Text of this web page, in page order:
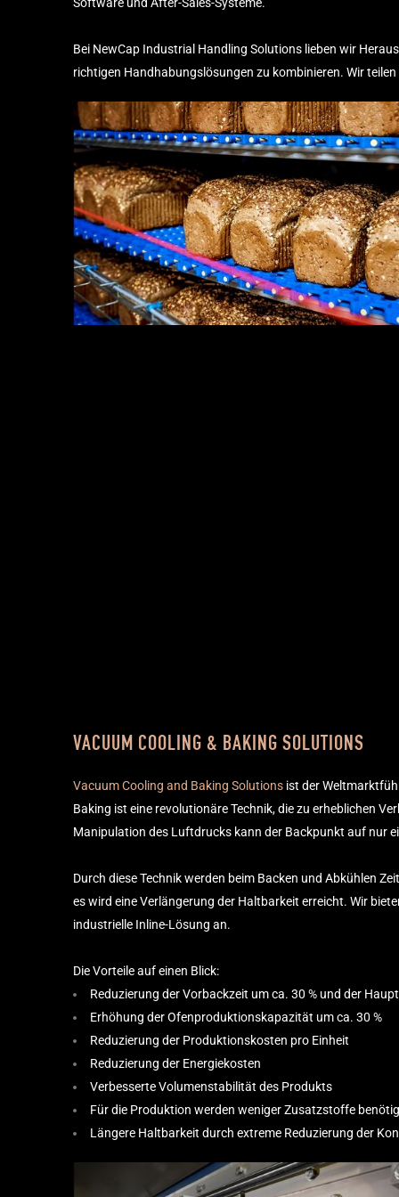
Software und After-Sales-Systeme.
Bei NewCap Industrial Handling Solutions lieben wir
richtigen Handhabungslösungen zu kombinieren. Wir
VACUUM​ COOLING & BAKING SOLUTIONS
Vacuum Cooling and Baking Solutions ist der
Baking ist eine revolutionäre Technik, die zu erheblichen
Manipulation des Luftdrucks kann der Backpunkt auf nur
Durch diese Technik werden beim Backen und Abkühlen
es wird eine Verlängerung der Haltbarkeit erreicht. Wir
industrielle Inline-Lösung an.
Die Vorteile auf einen Blick:
Reduzierung der Vorbackzeit um ca. 30 % und der
Erhöhung der Ofenproduktionskapazität um ca. 30 %
Reduzierung der Produktionskosten pro Einheit
Reduzierung der Energiekosten
Verbesserte Volumenstabilität des Produkts
Für die Produktion werden weniger Zusatzstoffe
Längere Haltbarkeit durch extreme Reduzierung der